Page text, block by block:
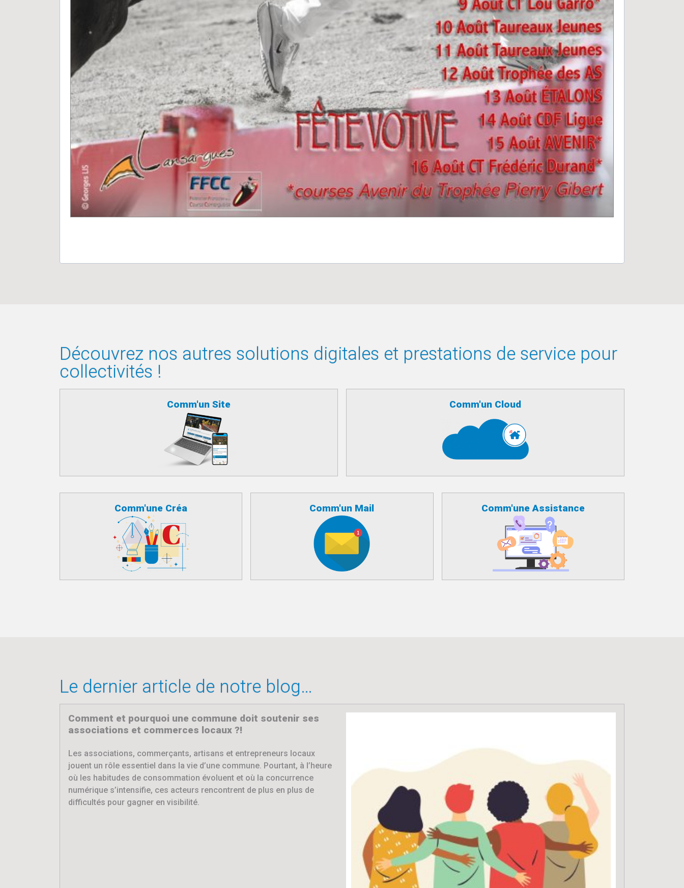
Découvrez nos autres solutions digitales et prestations de service pour
collectivités !
Comm'un Site Comm'un Cloud
Comm'une Créa Comm'un Mail Comm'une Assistance
Le dernier article de notre blog…
Comment et pourquoi une commune doit soutenir ses
associations et commerces locaux ?!
Les associations, commerçants, artisans et entrepreneurs locaux
jouent un rôle essentiel dans la vie d’une commune. Pourtant, à l’heure
où les habitudes de consommation évoluent et où la concurrence
numérique s’intensifie, ces acteurs rencontrent de plus en plus de
difficultés pour gagner en visibilité.